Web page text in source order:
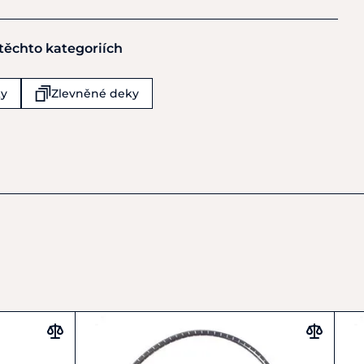
kategoriích
Zlevněné deky